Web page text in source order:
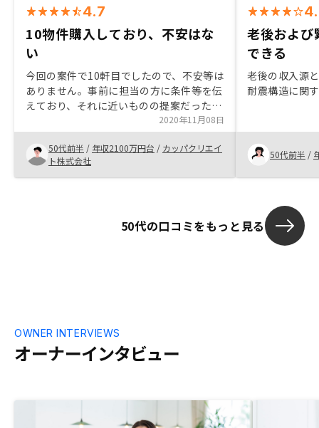
4.7
10物件購入しており、不安はな
い
今回の案件で10軒目でしたので、不安等は
ありません。事前に担当の方に条件等を伝
えており、それに近いものの提案だったと
思う。購入後のアフターケァ、実際にまだ
体験しておりませんので、どう言った事が
発生して、どのような対処が適切なのか、
教えて欲しい。
2020年11月08日
50代前半 / 年収2100万円台 / カッパクリエイ
ト株式会社
老後および
できる
老後の収入源
耐震構造に関
50代前半 /
50代の口コミをもっと見る
オーナーインタビュー
OWNER INTERVIEWS